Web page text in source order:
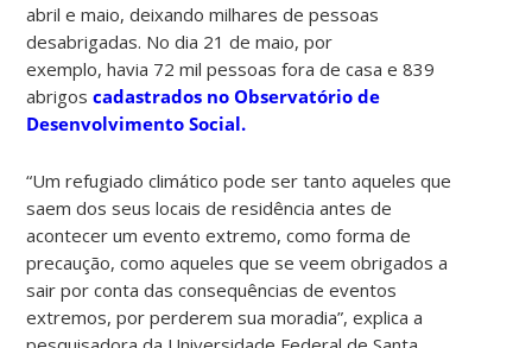
abril e maio, deixando milhares de pessoas
desabrigadas. No dia 21 de maio, por
exemplo, havia 72 mil pessoas fora de casa e 839
abrigoscadastrados no Observatório de
Desenvolvimento Social.
“Um refugiado climático pode ser tanto aqueles que
saem dos seus locais de residência antes de
acontecer um evento extremo, como forma de
precaução, como aqueles que se veem obrigados a
sair por conta das consequências de eventos
extremos, por perderem sua moradia”, explica a